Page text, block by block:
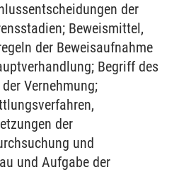
der
Beweismittel,
der Beweisaufnahme
Begriff des
Vernehmung;
der
und
und Aufgabe der